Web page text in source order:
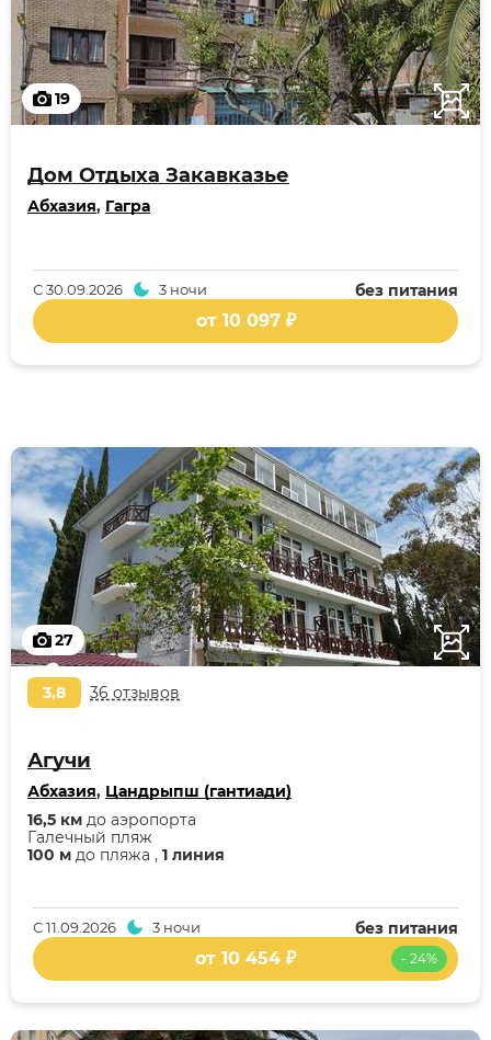
19
Дом Отдыха Закавказье
Абхазия, Гагра
без питания
С30.09.2026 3 ночи
от 10 097 ₽
27
3,8 36 отзывов
Агучи
Абхазия, Цандрыпш (гантиади)
100 м до пляжа , 1 линия
Галечный пляж
16,5 км до аэропорта
без питания
С11.09.2026 3 ночи
- 24%
от 10 454 ₽